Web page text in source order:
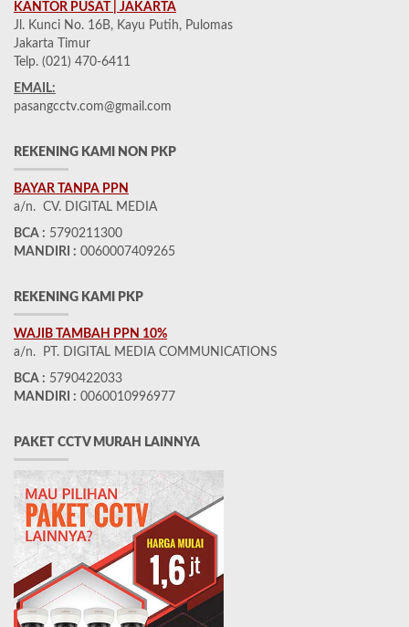
KANTOR PUSAT | JAKARTA
Jl. Kunci No. 16B, Kayu Putih, Pulomas
Jakarta Timur
Telp. (021) 470-6411
EMAIL:
pasangcctv.com@gmail.com
REKENING KAMI NON PKP
BAYAR TANPA PPN
a/n. CV. DIGITAL MEDIA
BCA : 5790211300
MANDIRI : 0060007409265
REKENING KAMI PKP
WAJIB TAMBAH PPN 10%
a/n. PT. DIGITAL MEDIA COMMUNICATIONS
BCA : 5790422033
MANDIRI : 0060010996977
PAKET CCTV MURAH LAINNYA